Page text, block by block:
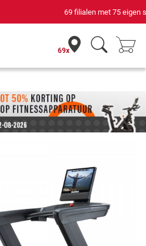
eigen servicemonteurs
69x